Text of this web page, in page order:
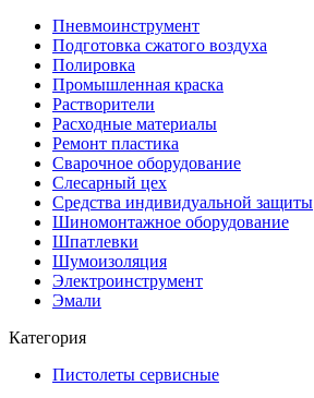
Пневмоинструмент
Подготовка сжатого воздуха
Полировка
Промышленная краска
Растворители
Расходные материалы
Ремонт пластика
Сварочное оборудование
Слесарный цех
Средства индивидуальной защиты
Шиномонтажное оборудование
Шпатлевки
Шумоизоляция
Электроинструмент
Эмали
Категория
Пистолеты сервисные